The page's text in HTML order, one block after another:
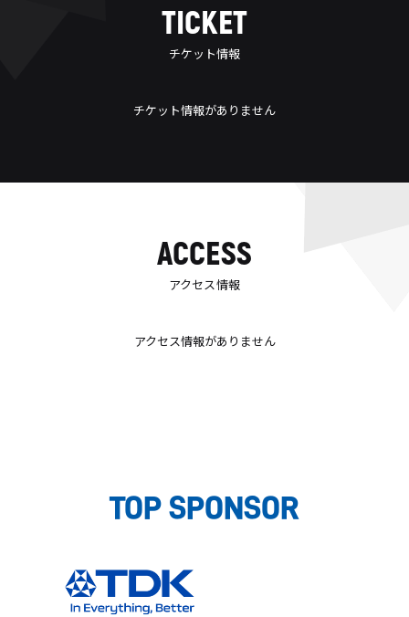
TICKET
チケット情報
チケット情報がありません
ACCESS
アクセス情報
アクセス情報がありません
TOP SPONSOR